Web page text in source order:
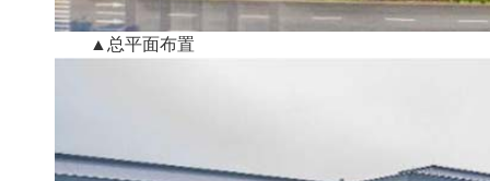
▲总平面布置